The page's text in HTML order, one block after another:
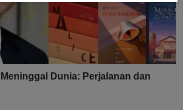
Dunia: Perjalanan dan